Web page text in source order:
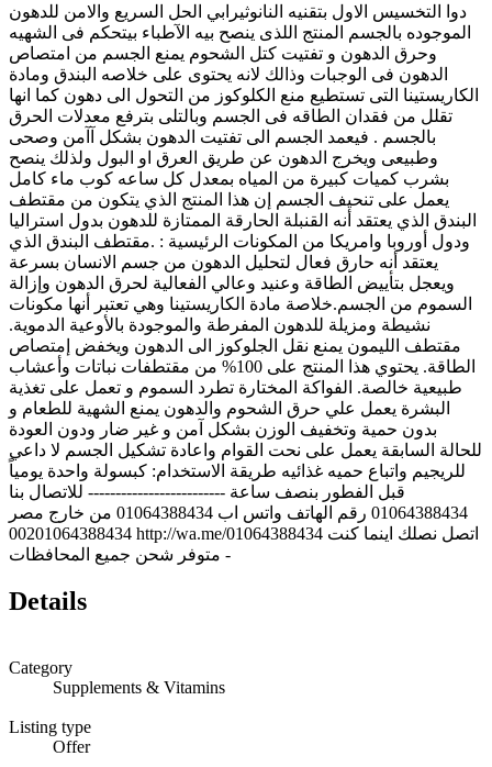
دوا التخسيس الاول بتقنيه النانوثيرابي الحل السريع والامن للدهون
الموجوده بالجسم المنتج اللذى ينصح بيه الآطباء بيتحكم فى الشهيه
وحرق الدهون و تفتيت كتل الشحوم يمنع الجسم من امتصاص
الدهون فى الوجبات وذالك لانه يحتوى على خلاصه البندق ومادة
الكاريستينا التى تستطيع منع الكلوكوز من التحول الى دهون كما انها
تقلل من فقدان الطاقه فى الجسم وبالتلى بترفع معدلات الحرق
بالجسم . فيعمد الجسم الى تفتيت الدهون بشكل آآمن وصحى
وطبيعى ويخرج الدهون عن طريق العرق او البول ولذلك ينصح
بشرب كميات كبيرة من المياه بمعدل كل ساعه كوب ماء كامل
يعمل على تنحيف الجسم إن هذا المنتج الذي يتكون من مقتطف
البندق الذي يعتقد أنه القنبلة الحارقة الممتازة للدهون بدول استراليا
ودول أوروبا وامريكا من المكونات الرئيسية : .مقتطف البندق الذي
يعتقد أنه حارق فعال لتحليل الدهون من جسم الانسان بسرعة
ويعجل بتأييض الطاقة وعنيد وعالي الفعالية لحرق الدهون وإزالة
السموم من الجسم.خلاصة مادة الكاريستينا وهي تعتبر أنها مكونات
نشيطة ومزيلة للدهون المفرطة والموجودة بالأوعية الدموية.
مقتطف الليمون يمنع نقل الجلوكوز الى الدهون ويخفض إمتصاص
الطاقة. يحتوي هذا المنتج على 100% من مقتطفات نباتات وأعشاب
طبيعية خالصة. الفواكة المختارة تطرد السموم و تعمل على تغذية
البشرة يعمل علي حرق الشحوم والدهون يمنع الشهية للطعام و
بدون حمية وتخفيف الوزن بشكل آمن و غير ضار ودون العودة
للحالة السابقة يعمل على نحت القوام واعادة تشكيل الجسم لا داعي
للريجيم واتباع حميه غذائيه طريقة الاستخدام: كبسولة واحدة يومياً
قبل الفطور بنصف ساعة ------------------------- للاتصال بنا
01064388434 رقم الهاتف واتس اب 01064388434 من خارج مصر
00201064388434 http://wa.me/01064388434 اتصل نصلك اينما كنت
- متوفر شحن جميع المحافظات
Details
Category
Supplements & Vitamins
Listing type
Offer